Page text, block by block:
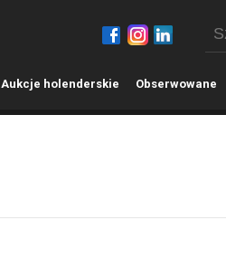
Aukcje holenderskie Obserwowane